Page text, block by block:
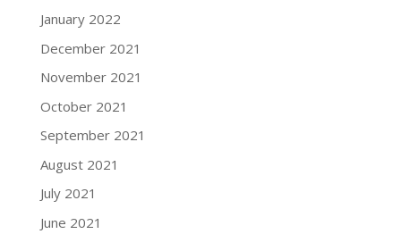
January 2022
December 2021
November 2021
October 2021
September 2021
August 2021
July 2021
June 2021